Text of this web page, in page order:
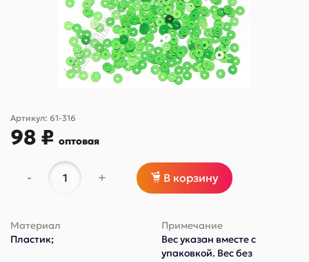
Артикул: 61-316
98 ₽ оптовая
- + В корзину
Материал
Пластик;
Примечание
Вес указан вместе с
упаковкой. Вес без